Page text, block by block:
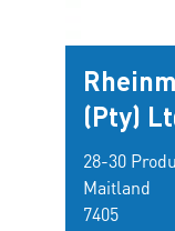
(Pty)
28-30
Maitland
7405